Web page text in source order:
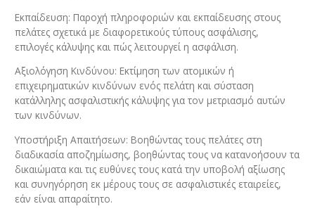
Εκπαίδευση: Παροχή πληροφοριών και εκπαίδευσης στους
πελάτες σχετικά με διαφορετικούς τύπους ασφάλισης,
επιλογές κάλυψης και πώς λειτουργεί η ασφάλιση.
Αξιολόγηση Κινδύνου: Εκτίμηση των ατομικών ή
επιχειρηματικών κινδύνων ενός πελάτη και σύσταση
κατάλληλης ασφαλιστικής κάλυψης για τον μετριασμό αυτών
των κινδύνων.
Υποστήριξη Απαιτήσεων: Βοηθώντας τους πελάτες στη
διαδικασία αποζημίωσης, βοηθώντας τους να κατανοήσουν τα
δικαιώματα και τις ευθύνες τους κατά την υποβολή αξίωσης
και συνηγόρηση εκ μέρους τους σε ασφαλιστικές εταιρείες,
εάν είναι απαραίτητο.